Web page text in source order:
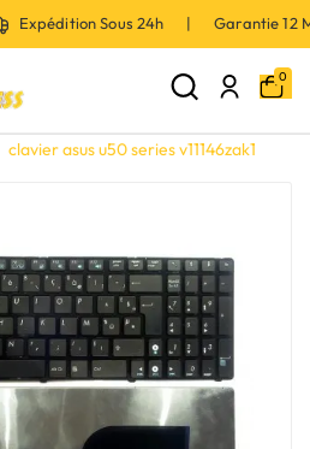
Expédition Sous 24h | Garantie
0
clavier asus u50 series v11146zak1